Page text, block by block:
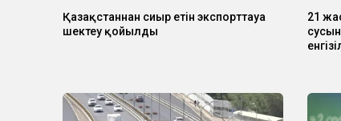
Қазақстаннан сиыр етін экспорттауға
шектеу қойылды
21